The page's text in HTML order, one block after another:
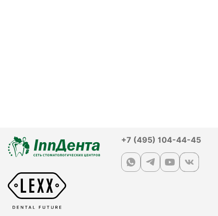
+7 (495) 104-44-45